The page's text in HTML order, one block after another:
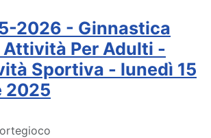
2026 - Ginnastica
Attività Per Adulti -
Sportiva - lunedì 15
2025